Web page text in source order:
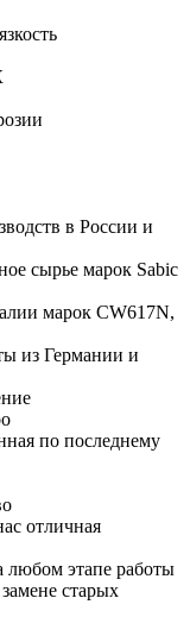
в России и
сырье марок Sabic
марок CW617N,
из Германии и
по последнему
отличная
любом этапе работы
старых